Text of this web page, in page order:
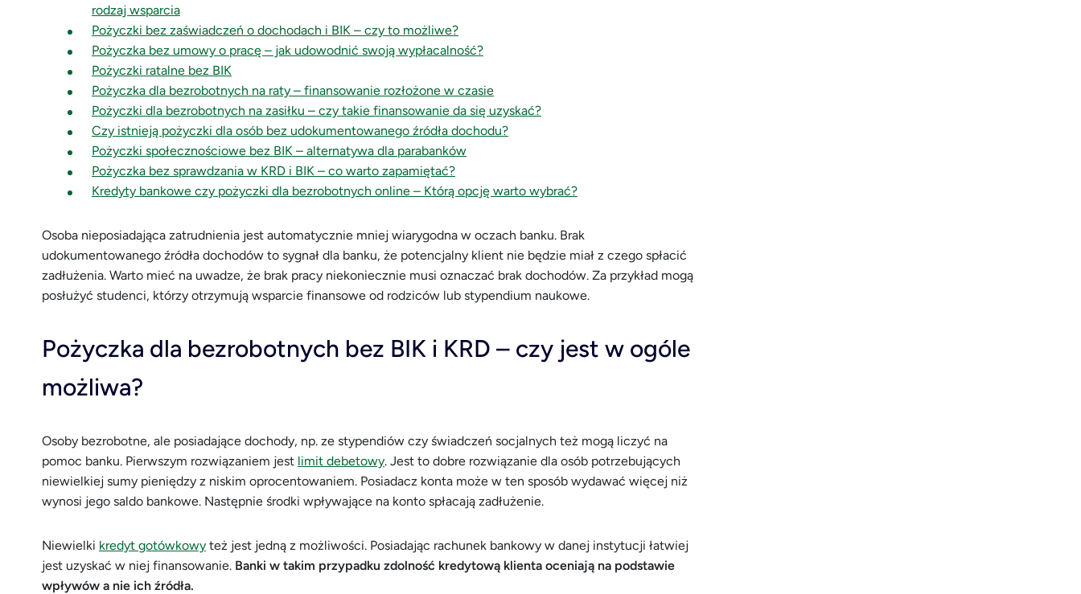
rodzaj wsparcia
Pożyczki bez zaświadczeń o dochodach i BIK – czy to możliwe?
Pożyczka bez umowy o pracę – jak udowodnić swoją wypłacalność?
Pożyczki ratalne bez BIK
Pożyczka dla bezrobotnych na raty – finansowanie rozłożone w czasie
Pożyczki dla bezrobotnych na zasiłku – czy takie finansowanie da się uzyskać?
Czy istnieją pożyczki dla osób bez udokumentowanego źródła dochodu?
Pożyczki społecznościowe bez BIK – alternatywa dla parabanków
Pożyczka bez sprawdzania w KRD i BIK – co warto zapamiętać?
Kredyty bankowe czy pożyczki dla bezrobotnych online – Którą opcję warto wybrać?
Osoba nieposiadająca zatrudnienia jest automatycznie mniej wiarygodna w oczach banku. Brak
udokumentowanego źródła dochodów to sygnał dla banku, że potencjalny klient nie będzie miał z czego spłacić
zadłużenia. Warto mieć na uwadze, że brak pracy niekoniecznie musi oznaczać brak dochodów. Za przykład mogą
posłużyć studenci, którzy otrzymują wsparcie finansowe od rodziców lub stypendium naukowe.
Pożyczka dla bezrobotnych bez BIK i KRD – czy jest w ogóle
możliwa?
Osoby bezrobotne, ale posiadające dochody, np. ze stypendiów czy świadczeń socjalnych też mogą liczyć na
pomoc banku. Pierwszym rozwiązaniem jest limit debetowy. Jest to dobre rozwiązanie dla osób potrzebujących
niewielkiej sumy pieniędzy z niskim oprocentowaniem. Posiadacz konta może w ten sposób wydawać więcej niż
wynosi jego saldo bankowe. Następnie środki wpływające na konto spłacają zadłużenie.
Niewielki kredyt gotówkowy też jest jedną z możliwości. Posiadając rachunek bankowy w danej instytucji łatwiej
jest uzyskać w niej finansowanie. Banki w takim przypadku zdolność kredytową klienta oceniają na podstawie
wpływów a nie ich źródła.